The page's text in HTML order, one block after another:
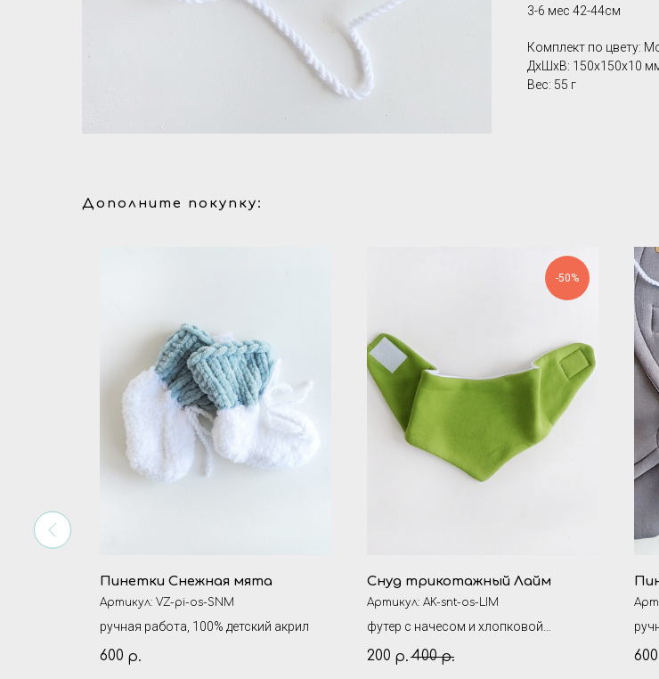
3-6 мес 42-44см
Комплект по цвету:
ДxШxВ: 150x150x10
Вес: 55 г
Дополните покупку:
Пинетки Снежная мята
Артикул: VZ-pi-os-SNM
ручная работа, 100% детский акрил
600 р.
-50%
Снуд трикотажный Лайм
Артикул: AK-snt-os-LIM
футер с начесом и хлопковой
200 р. 400 р. 600